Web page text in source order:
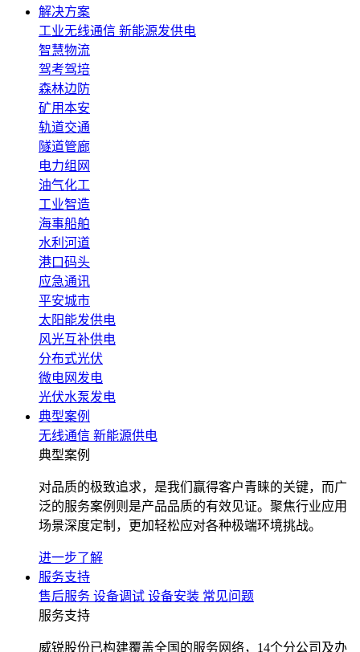
解决方案
工业无线通信 新能源发供电
智慧物流
驾考驾培
森林边防
矿用本安
轨道交通
隧道管廊
电力组网
油气化工
工业智造
海事船舶
水利河道
港口码头
应急通讯
平安城市
太阳能发供电
风光互补供电
分布式光伏
微电网发电
光伏水泵发电
典型案例
无线通信 新能源供电
典型案例
对品质的极致追求，是我们赢得客户青睐的关键，而广
泛的服务案例则是产品品质的有效见证。聚焦行业应用
场景深度定制，更加轻松应对各种极端环境挑战。
进一步了解
服务支持
售后服务 设备调试 设备安装 常见问题
服务支持
威锐股份已构建覆盖全国的服务网络，14个分公司及办